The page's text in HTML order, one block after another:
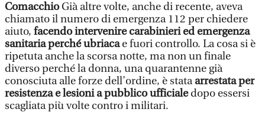
ComacchioGià altre volte, anche di recente, aveva
chiamato il numero di emergenza 112 per chiedere
aiuto, facendo intervenire carabinieri ed emergenza
sanitaria perché ubriacae fuori controllo. La cosa si è
ripetuta anche la scorsa notte, ma non un finale
diverso perché la donna, una quarantenne già
conosciuta alle forze dell’ordine, è stataarrestata per
resistenza e lesioni a pubblico ufficialedopo essersi
scagliata più volte contro i militari.